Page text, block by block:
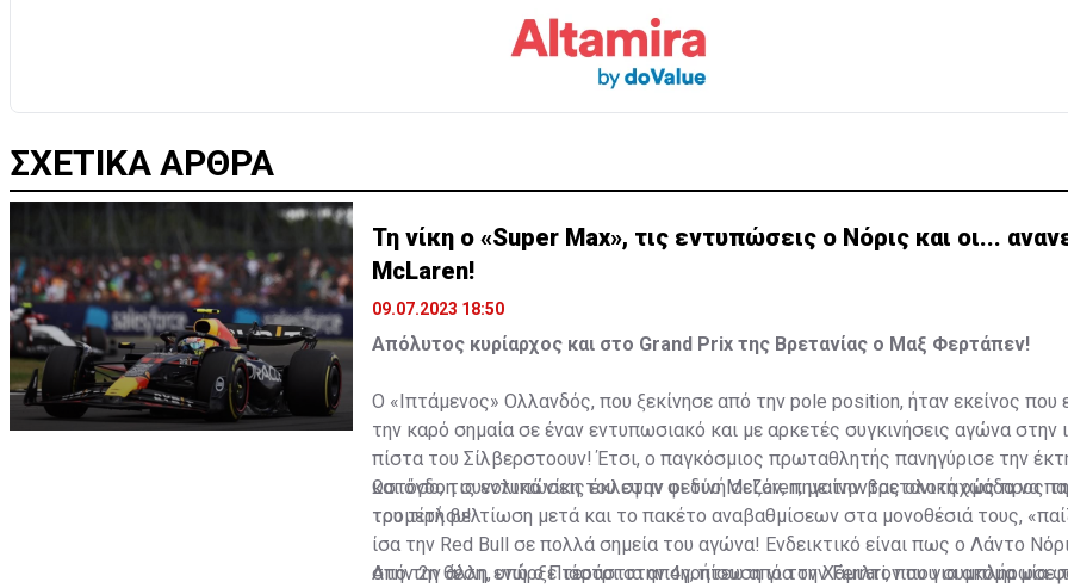
ΣΧΕΤΙΚΑ ΑΡΘΡΑ
Τη νίκη ο «Super Max», τις εντυπώσεις ο Νόρις και οι...
McLaren!
09.07.2023 18:50
Απόλυτος κυρίαρχος και στο Grand Prix της Βρετανίας ο Μαξ Φερτάπεν!
Ο «Ιπτάμενος» Ολλανδός, που ξεκίνησε από την pole position, ήταν εκείνος που
την καρό σημαία σε έναν εντυπωσιακό και με αρκετές συγκινήσεις αγώνα στην
πίστα του Σίλβερστοουν! Έτσι, ο παγκόσμιος πρωταθλητής πανηγύρισε την
και όγδοη συνολικά νίκη του στην φετινή σεζόν, πηγαίνοντας ολοταχώς προς
του τίτλου!
Ωστόσο, τις εντυπώσεις έκλεψαν οι δύο McLaren, με την βρετανική ομάδα να
τρομερή βελτίωση μετά και το πακέτο αναβαθμίσεων στα μονοθέσιά τους,
ίσα την Red Bull σε πολλά σημεία του αγώνα! Ενδεικτικό είναι πως ο Λάντο
στην 2η θέση, ενώ ο Πιάστρι στην 4η, πίσω από τον Χάμιλτον που συμπλήρωσε
Από την άλλη, υπήρξε τεράστια απογοήτευση για την Ferrari, που για ακόμα μία